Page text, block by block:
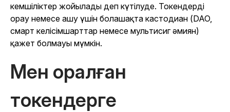
кемшіліктер жойылады деп күтілуде. Токендерді
орау немесе ашу үшін болашақта кастодиан (DAO,
смарт келісімшарттар немесе мультисиг әмиян)
қажет болмауы мүмкін.
Мен оралған
токендерге